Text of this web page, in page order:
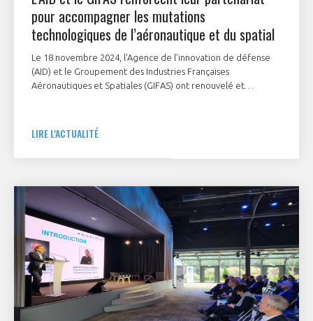
pour accompagner les mutations
technologiques de l’aéronautique et du spatial
Le 18 novembre 2024, l’Agence de l’innovation de défense
(AID) et le Groupement des Industries Françaises
Aéronautiques et Spatiales (GIFAS) ont renouvelé et
technologiques et industrielles des secteurs de
LIRE L'ACTUALITÉ